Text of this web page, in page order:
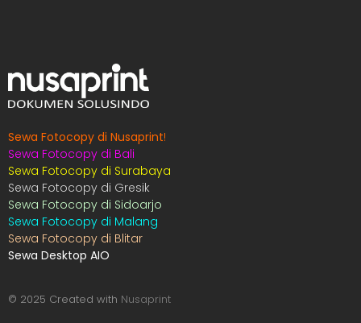
Sewa Fotocopy di Nusaprint!
Sewa Fotocopy di Bali
Sewa Fotocopy di Surabaya
Sewa Fotocopy di Gresik
Sewa Fotocopy di Sidoarjo
Sewa Fotocopy di Malang
Sewa Fotocopy di Blitar
Sewa Desktop AIO
© 2025 Created with Nusaprint